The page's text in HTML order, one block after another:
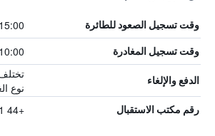
وقت تسجيل الصعود للطائرة 15:00
وقت تسجيل المغادرة 10:00
الدفع والإلغاء
نوع
رقم مكتب الاستقبال +44 871 221 0249